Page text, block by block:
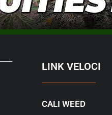
LINK VELOCI
CALI WEED